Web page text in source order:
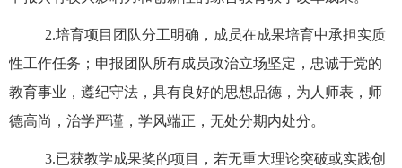
2.培育项目团队分工明确，成员在成果培育中承担实质
性工作任务；申报团队所有成员政治立场坚定，忠诚于党的
教育事业，遵纪守法，具有良好的思想品德，为人师表，师
德高尚，治学严谨，学风端正，无处分期内处分。
3.已获教学成果奖的项目，若无重大理论突破或实践创